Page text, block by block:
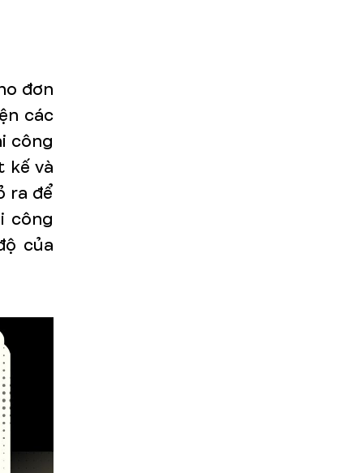
đơn
các
công
kế và
ra để
công
của